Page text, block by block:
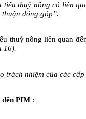
thuỷ nông có liên
đóng góp”.
thuỷ nông liên quan
16).
trách nhiệm của các
đến PIM :